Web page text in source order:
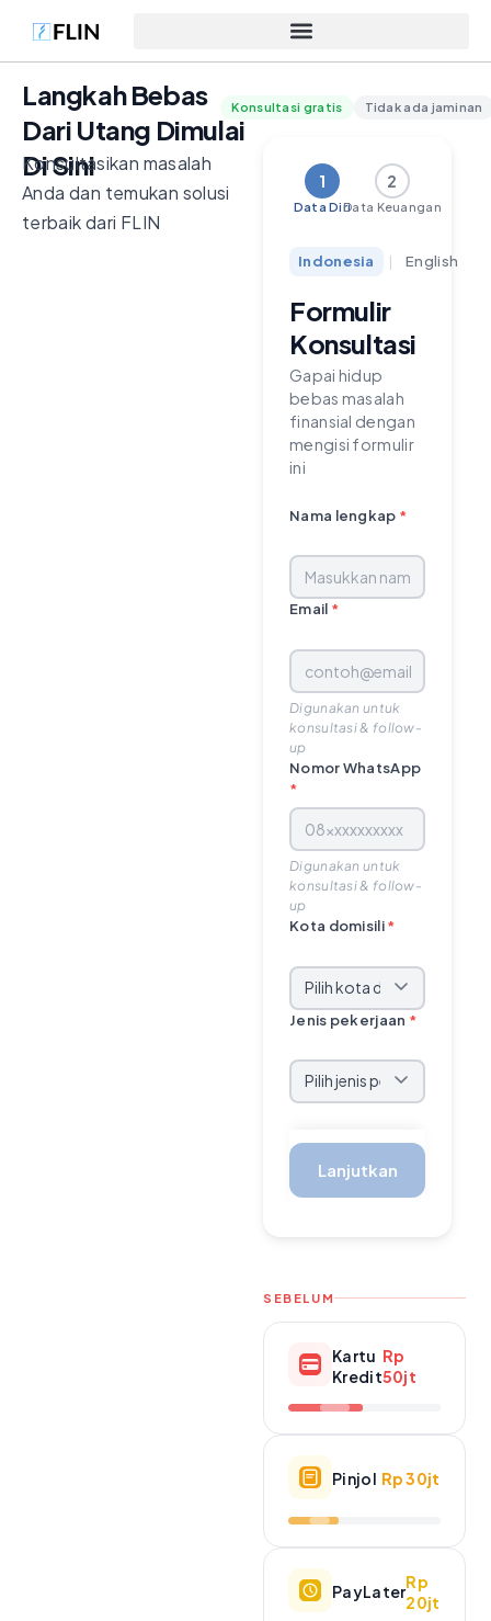
Langkah Bebas
Dari Utang Dimulai
Di Sini
Konsultasikan masalah
Anda dan temukan solusi
terbaik dari FLIN
Konsultasi gratis Tidak ada jaminan
1
Data Diri
2
Data Keuangan
Formulir
Konsultasi
Gapai hidup
bebas masalah
finansial dengan
mengisi formulir
ini
Indonesia | English
Nama lengkap *
Email *
Digunakan untuk
konsultasi & follow-
up
Nomor WhatsApp
*
Digunakan untuk
konsultasi & follow-
up
Kota domisili*
Jenis pekerjaan *
Lanjutkan
SEBELUM
Kartu
Kredit
Rp
50jt
Pinjol Rp 30jt
PayLater
Rp
20jt